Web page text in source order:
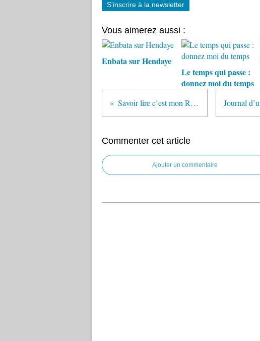
S'inscrire à la newsletter
Vous aimerez aussi :
Enbata sur Hendaye
Le temps qui passe :
donnez moi du temps
Savoir lire c’est mon REVE
Commenter cet article
Ajouter un commentaire